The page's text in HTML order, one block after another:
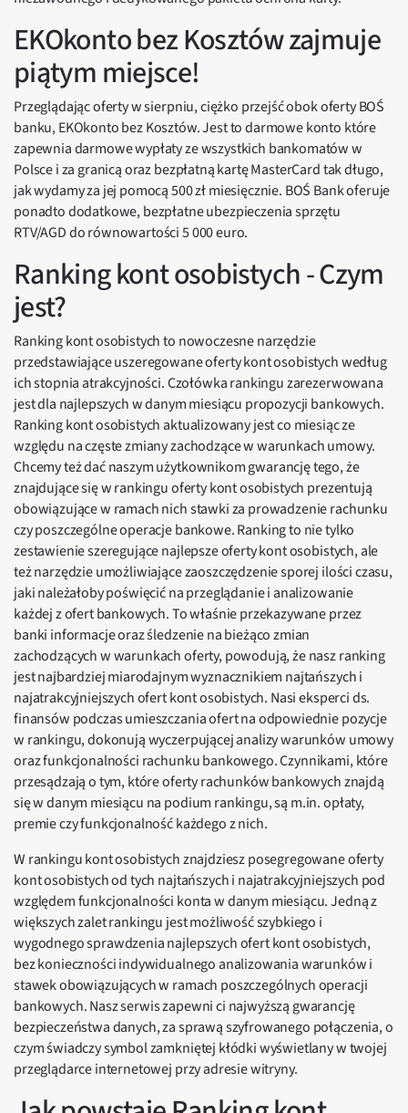
EKOkonto bez Kosztów zajmuje
piątym miejsce!
Przeglądając oferty w sierpniu, ciężko przejść obok oferty BOŚ
banku, EKOkonto bez Kosztów. Jest to darmowe konto które
zapewnia darmowe wypłaty ze wszystkich bankomatów w
Polsce i za granicą oraz bezpłatną kartę MasterCard tak długo,
jak wydamy za jej pomocą 500 zł miesięcznie. BOŚ Bank oferuje
ponadto dodatkowe, bezpłatne ubezpieczenia sprzętu
RTV/AGD do równowartości 5 000 euro.
Ranking kont osobistych - Czym
jest?
Ranking kont osobistych to nowoczesne narzędzie
przedstawiające uszeregowane oferty kont osobistych według
ich stopnia atrakcyjności. Czołówka rankingu zarezerwowana
jest dla najlepszych w danym miesiącu propozycji bankowych.
Ranking kont osobistych aktualizowany jest co miesiąc ze
względu na częste zmiany zachodzące w warunkach umowy.
Chcemy też dać naszym użytkownikom gwarancję tego, że
znajdujące się w rankingu oferty kont osobistych prezentują
obowiązujące w ramach nich stawki za prowadzenie rachunku
czy poszczególne operacje bankowe. Ranking to nie tylko
zestawienie szeregujące najlepsze oferty kont osobistych, ale
też narzędzie umożliwiające zaoszczędzenie sporej ilości czasu,
jaki należałoby poświęcić na przeglądanie i analizowanie
każdej z ofert bankowych. To właśnie przekazywane przez
banki informacje oraz śledzenie na bieżąco zmian
zachodzących w warunkach oferty, powodują, że nasz ranking
jest najbardziej miarodajnym wyznacznikiem najtańszych i
najatrakcyjniejszych ofert kont osobistych. Nasi eksperci ds.
finansów podczas umieszczania ofert na odpowiednie pozycje
w rankingu, dokonują wyczerpującej analizy warunków umowy
oraz funkcjonalności rachunku bankowego. Czynnikami, które
przesądzają o tym, które oferty rachunków bankowych znajdą
się w danym miesiącu na podium rankingu, są m.in. opłaty,
premie czy funkcjonalność każdego z nich.
W rankingu kont osobistych znajdziesz posegregowane oferty
kont osobistych od tych najtańszych i najatrakcyjniejszych pod
względem funkcjonalności konta w danym miesiącu. Jedną z
większych zalet rankingu jest możliwość szybkiego i
wygodnego sprawdzenia najlepszych ofert kont osobistych,
bez konieczności indywidualnego analizowania warunków i
stawek obowiązujących w ramach poszczególnych operacji
bankowych. Nasz serwis zapewni ci najwyższą gwarancję
bezpieczeństwa danych, za sprawą szyfrowanego połączenia, o
czym świadczy symbol zamkniętej kłódki wyświetlany w twojej
przeglądarce internetowej przy adresie witryny.